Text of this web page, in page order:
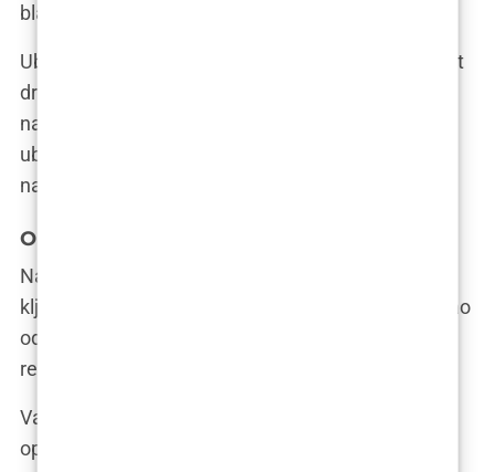
blago koje ćete kasnije iskoristiti za uljepšavanje.
Ubrana mast se zatim obrađuje i pročišćava, poput
dragulja koji se poliraju prije nego što se stave u
nakit. Na kraju, pročišćena mast se pažljivo
ubrizgava u željeno područje, poput umjetnika koji
nanosi završne poteze na svoje remek-djelo.
Oporavak i njega
Nakon zahvata, slijedi period oporavka, koji je
ključan za postizanje optimalnih rezultata. To je kao
odmor nakon putovanja – vrijeme za opuštanje i
regeneraciju.
Vaš kirurg će vam dati detaljne upute o njezi i
oporavku. To je kao uputstvo za korištenje novog